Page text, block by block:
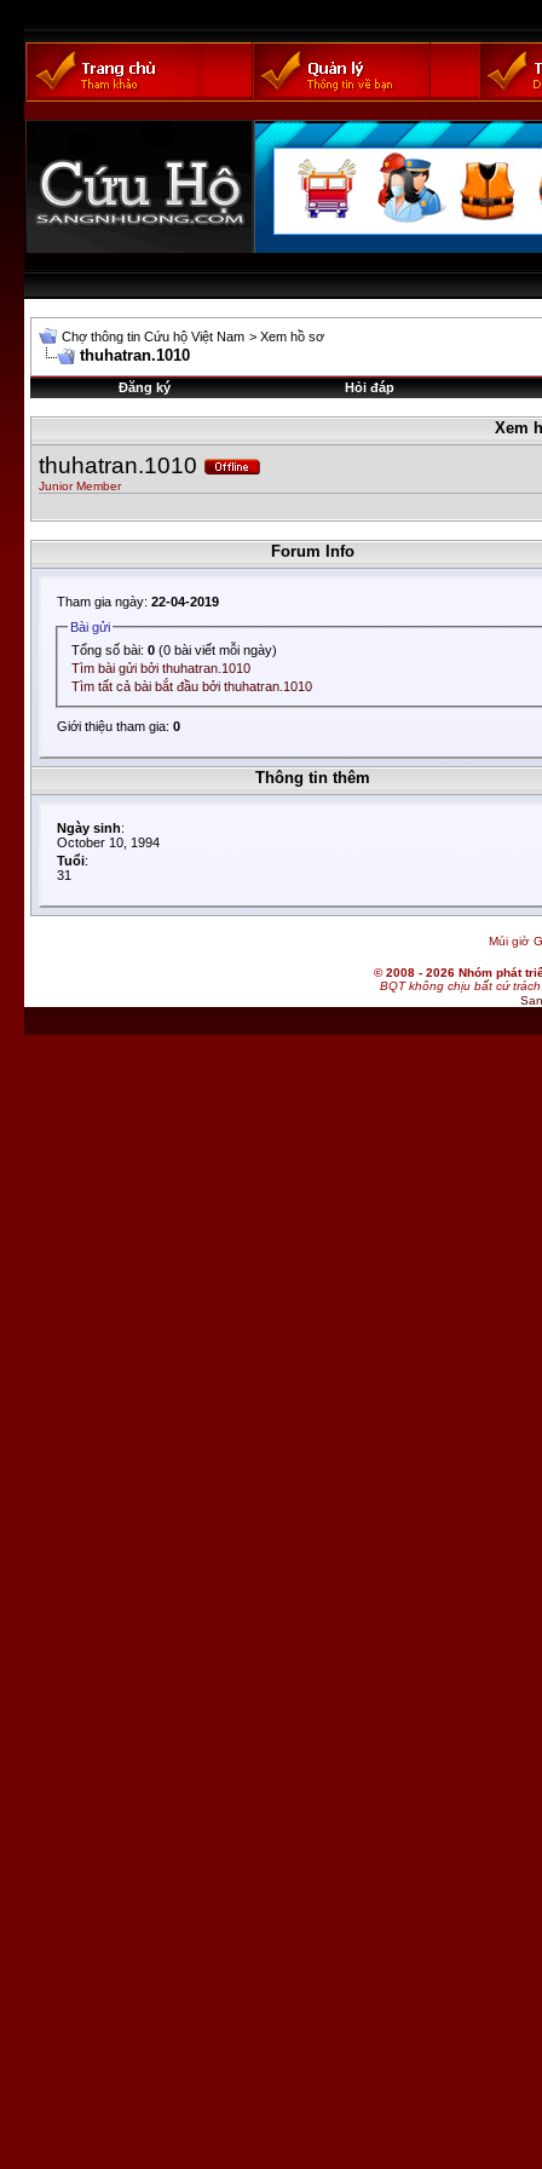
Chợ thông tin Cứu hộ Việt Nam > Xem hồ sơ
thuhatran.1010
Đăng ký Hỏi đáp
Xem
thuhatran.1010
Junior Member
Forum Info
Tham gia ngày: 22-04-2019
Bài gửi
Tổng số bài:0 (0 bài viết mỗi ngày)
Tìm bài gửi bởi thuhatran.1010
Tìm tất cả bài bắt đầu bởi thuhatran.1010
Giới thiệu tham gia: 0
Thông tin thêm
Ngày sinh:
October 10, 1994
Tuổi:
31
Múi giờ
© 2008 - 2026 Nhóm phát
BQT không chịu bất cứ